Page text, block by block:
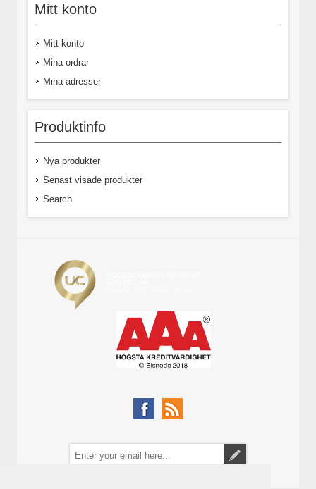
Mitt konto
Mitt konto
Mina ordrar
Mina adresser
Produktinfo
Nya produkter
Senast visade produkter
Search